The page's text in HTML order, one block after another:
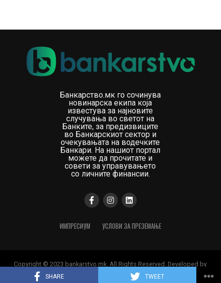
SHARE TWEET
Банкарство.мк го сочинува
новинарска екипа која
известува за најновите
случувања во светот на
Банките, за предизвиците
во Банкарскиот сектор и
очекувањата на водечките
Банкари. На нашиот портал
можете да прочитате и
совети за управувањето
со личните финансии.
ИМПРЕСИУМ УСЛОВИ ЗА ПРЕЗЕМАЊЕ
Copyright © 2023 bankarstvo.mk. All Rights Reserved. Developed by